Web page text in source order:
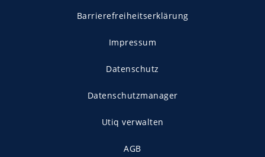
Barrierefreiheitserklärung
Impressum
Datenschutz
Datenschutzmanager
Utiq verwalten
AGB